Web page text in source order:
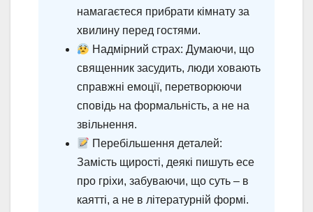
намагаєтеся прибрати кімнату за
хвилину перед гостями.
Надмірний страх: Думаючи, що
священник засудить, люди ховають
справжні емоції, перетворюючи
сповідь на формальність, а не на
звільнення.
Перебільшення деталей:
Замість щирості, деякі пишуть есе
про гріхи, забуваючи, що суть – в
каятті, а не в літературній формі.